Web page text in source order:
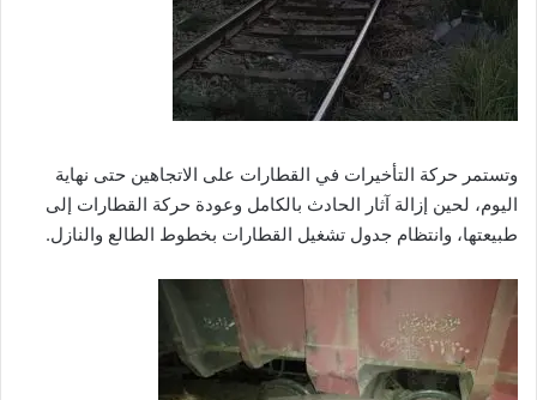
وتستمر حركة التأخيرات في القطارات على الاتجاهين حتى نهاية
اليوم، لحين إزالة آثار الحادث بالكامل وعودة حركة القطارات إلى
طبيعتها، وانتظام جدول تشغيل القطارات بخطوط الطالع والنازل.